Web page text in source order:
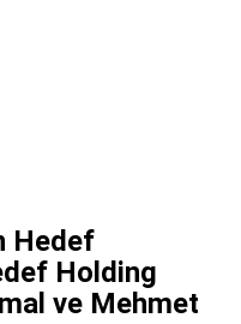
Hedef
Holding
ve Mehmet